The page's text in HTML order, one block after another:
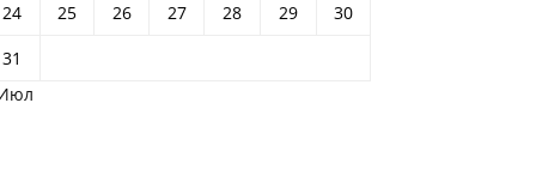
24
25 26 27 28 29
30
31